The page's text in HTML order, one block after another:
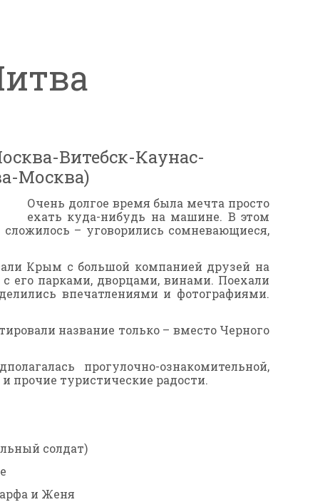
Витебск-Каунас-
Москва)
Очень долгое время была мечта просто
ехать куда-нибудь на машине. В этом
– уговорились сомневающиеся,
Крым с большой компанией друзей на
его парками, дворцами, винами. Поехали
впечатлениями и фотографиями.
название только – вместо Черного
прогулочно-ознакомительной,
прочие туристические радости.
солдат)
и Женя